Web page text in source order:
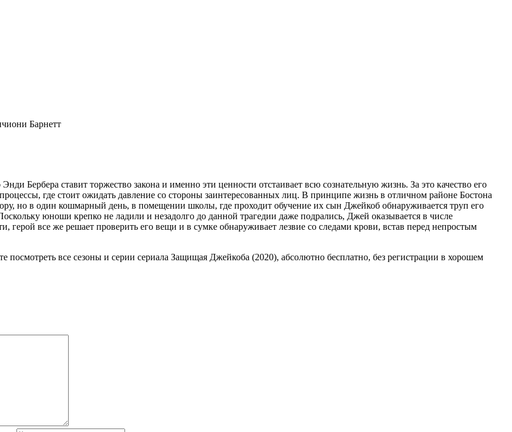
Барнетт
Бербера ставит торжество закона и именно эти ценности отстаивает всю сознательную жизнь. За это качество его
где стоит ожидать давление со стороны заинтересованных лиц. В принципе жизнь в отличном районе Бостона
но в один кошмарный день, в помещении школы, где проходит обучение их сын Джейкоб обнаруживается труп его
юноши крепко не ладили и незадолго до данной трагедии даже подрались, Джей оказывается в числе
герой все же решает проверить его вещи и в сумке обнаруживает лезвие со следами крови, встав перед непростым
посмотреть все сезоны и серии сериала Защищая Джейкоба (2020), абсолютно бесплатно, без регистрации в хорошем